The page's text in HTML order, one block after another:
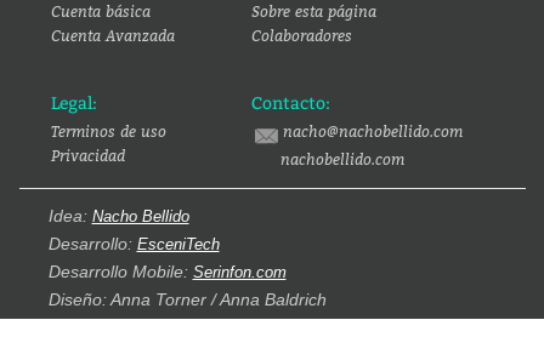
Cuenta básica
Cuenta Avanzada
Sobre esta página
Colaboradores
Legal:
Terminos de uso
Privacidad
Contacto:
nacho@nachobellido.com
nachobellido.com
Idea: Nacho Bellido
Desarrollo: EsceniTech
Desarrollo Mobile: Serinfon.com
Diseño: Anna Torner / Anna Baldrich